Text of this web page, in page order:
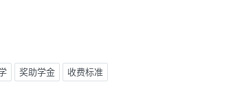
奖助学金 收费标准